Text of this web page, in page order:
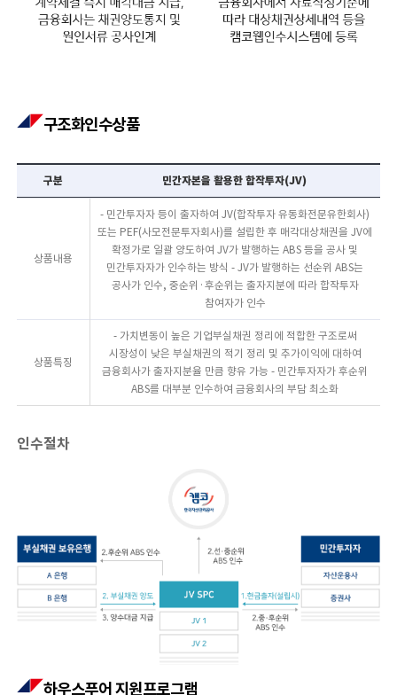
구조화인수상품
구분 민간자본을 활용한 합작투자(JV)
상품내용
- 민간투자자 등이 출자하여 JV(합작투자 유동화전문유한회사)
또는 PEF(사모전문투자회사)를 설립한 후 매각대상채권을 JV에
확정가로 일괄 양도하여 JV가 발행하는 ABS 등을 공사 및
민간투자자가 인수하는 방식 - JV가 발행하는 선순위 ABS는
공사가 인수, 중순위·후순위는 출자지분에 따라 합작투자
참여자가 인수
상품특징
- 가치변동이 높은 기업부실채권 정리에 적합한 구조로써
시장성이 낮은 부실채권의 적기 정리 및 추가이익에 대하여
금융회사가 출자지분율 만큼 향유 가능 - 민간투자자가 후순위
ABS를 대부분 인수하여 금융회사의 부담 최소화
인수절차
하우스푸어 지원프로그램